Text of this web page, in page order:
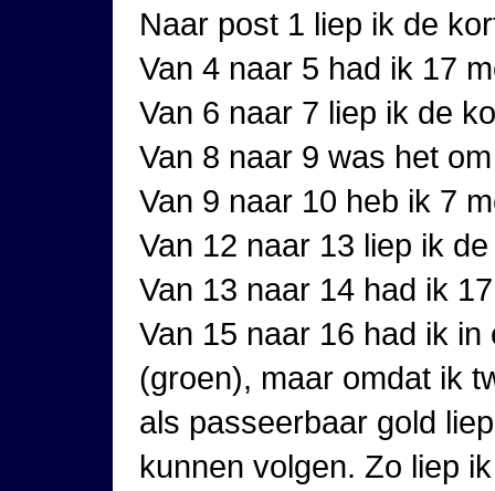
Naar post 1 liep ik de
Van 4 naar 5 had ik 17
Van 6 naar 7 liep ik de
Van 8 naar 9 was het
Van 9 naar 10 heb ik 7
Van 12 naar 13 liep ik
Van 13 naar 14 had ik
Van 15 naar 16 had ik
(groen), maar omdat ik
als passeerbaar gold
kunnen volgen. Zo liep